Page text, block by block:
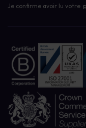
Je confirme avoir lu votre